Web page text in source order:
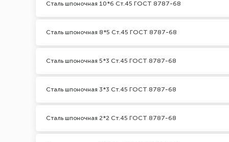
Сталь шпоночная 10*6 Ст.45 ГОСТ 8787-68
Сталь шпоночная 8*5 Ст.45 ГОСТ 8787-68
Сталь шпоночная 5*3 Ст.45 ГОСТ 8787-68
Сталь шпоночная 3*3 Ст.45 ГОСТ 8787-68
Сталь шпоночная 2*2 Ст.45 ГОСТ 8787-68